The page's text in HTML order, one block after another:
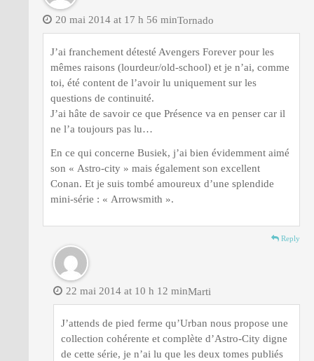
Tornado
20 mai 2014 at 17 h 56 min
J’ai franchement détesté Avengers Forever pour les
mêmes raisons (lourdeur/old-school) et je n’ai, comme
toi, été content de l’avoir lu uniquement sur les
questions de continuité.
J’ai hâte de savoir ce que Présence va en penser car il
ne l’a toujours pas lu…
En ce qui concerne Busiek, j’ai bien évidemment aimé
son « Astro-city » mais également son excellent
Conan. Et je suis tombé amoureux d’une splendide
mini-série : « Arrowsmith ».
Reply
Marti
22 mai 2014 at 10 h 12 min
J’attends de pied ferme qu’Urban nous propose une
collection cohérente et complète d’Astro-City digne
de cette série, je n’ai lu que les deux tomes publiés